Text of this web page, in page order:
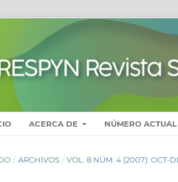
ACERCA DE NÚMERO ACTUAL
/ ARCHIVOS / VOL. 8 NÚM. 4 (2007): OCT-